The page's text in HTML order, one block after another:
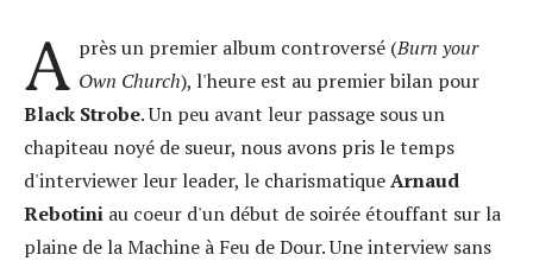
A près un premier album controversé (Burn your
Own Church), l'heure est au premier bilan pour
Black Strobe. Un peu avant leur passage sous un
chapiteau noyé de sueur, nous avons pris le temps
d'interviewer leur leader, le charismatiqueArnaud
Rebotini au coeur d'un début de soirée étouffant sur la
plaine de la Machine à Feu de Dour. Une interview sans